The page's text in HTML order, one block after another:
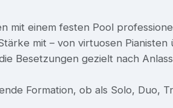
mit einem festen Pool
mit – von virtuosen Pianisten
Besetzungen gezielt nach
Formation, ob als Solo, Duo,